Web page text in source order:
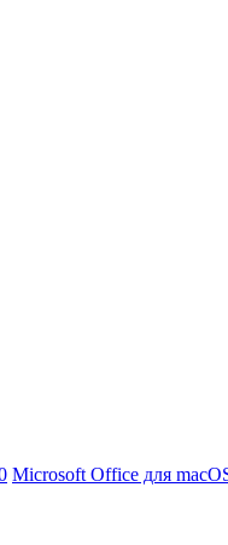
Microsoft Office для